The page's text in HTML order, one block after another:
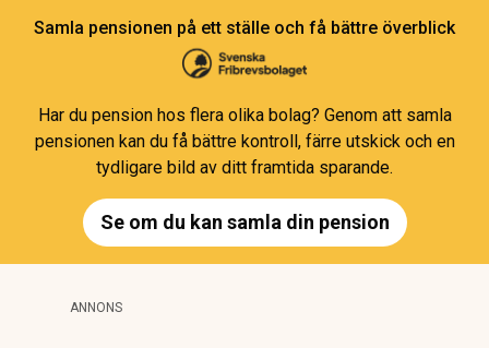
Samla pensionen på ett ställe och få bättre överblick
Har du pension hos flera olika bolag? Genom att samla
pensionen kan du få bättre kontroll, färre utskick och en
tydligare bild av ditt framtida sparande.
Se om du kan samla din pension
ANNONS